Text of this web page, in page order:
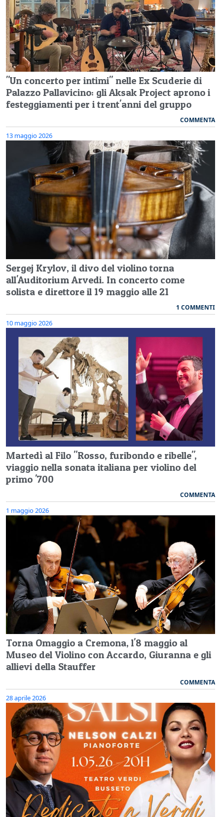
"Un concerto per intimi" nelle Ex Scuderie di
Palazzo Pallavicino: gli Aksak Project aprono i
festeggiamenti per i trent'anni del gruppo
COMMENTA
13 maggio 2026
Sergej Krylov, il divo del violino torna
all'Auditorium Arvedi. In concerto come
solista e direttore il 19 maggio alle 21
1 COMMENTI
10 maggio 2026
Martedì al Filo "Rosso, furibondo e ribelle",
viaggio nella sonata italiana per violino del
primo '700
COMMENTA
1 maggio 2026
Torna Omaggio a Cremona, l'8 maggio al
Museo del Violino con Accardo, Giuranna e gli
allievi della Stauffer
COMMENTA
28 aprile 2026